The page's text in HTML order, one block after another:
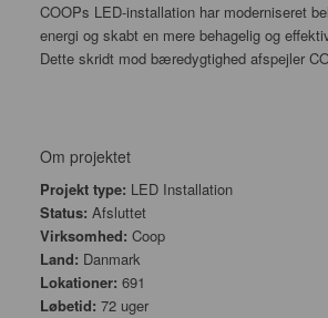
COOPs LED-installation har moderniseret
energi og skabt en mere behagelig og
Dette skridt mod bæredygtighed afspejler
Om projektet
Projekt type: LED Installation
Status: Afsluttet
Virksomhed: Coop
Land: Danmark
Lokationer: 691
Løbetid: 72 uger